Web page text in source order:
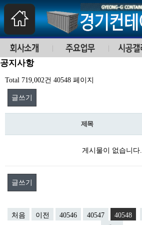
공지사항
Total 719,002건 40548 페이지
글쓰기
제목
게시물이 없습니다.
글쓰기
처음 이전 40546 40547 40548